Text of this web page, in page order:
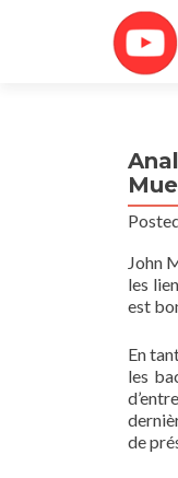
John
les
est
En
les
de